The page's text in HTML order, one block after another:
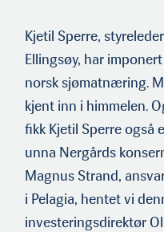
Kjetil Sperre,
Ellingsøy, har
norsk sjømatnæring.
kjent inn i himmelen.
fikk Kjetil Sperre også
unna Nergårds
Magnus Strand,
i Pelagia, hentet vi
investeringsdirektør